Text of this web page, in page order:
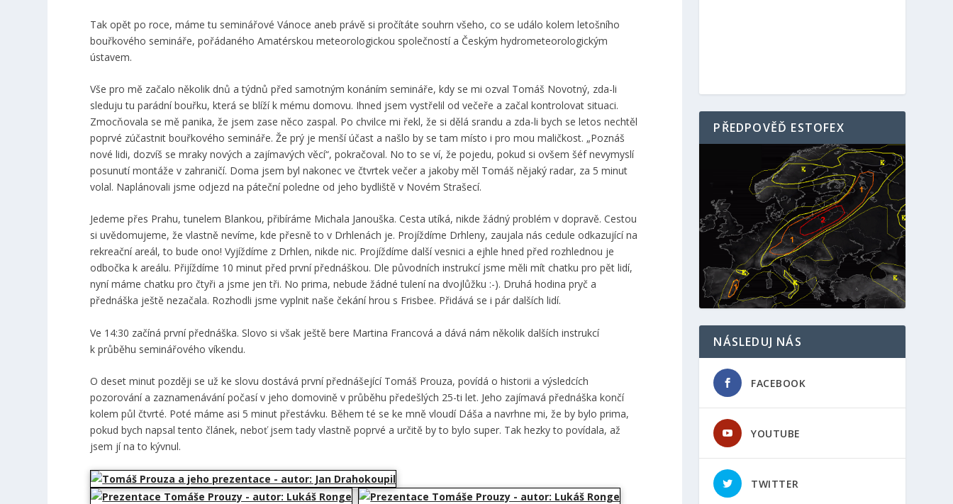
Tak opět po roce, máme tu seminářové Vánoce aneb právě si pročítáte souhrn všeho, co se událo kolem letošního
bouřkového semináře, pořádaného Amatérskou meteorologickou společností a Českým hydrometeorologickým
ústavem.
Vše pro mě začalo několik dnů a týdnů před samotným konáním semináře, kdy se mi ozval Tomáš Novotný, zda-li
sleduju tu parádní bouřku, která se blíží k mému domovu. Ihned jsem vystřelil od večeře a začal kontrolovat situaci.
Zmocňovala se mě panika, že jsem zase něco zaspal. Po chvilce mi řekl, že si dělá srandu a zda-li bych se letos nechtěl
poprvé zúčastnit bouřkového semináře. Že prý je menší účast a našlo by se tam místo i pro mou maličkost. „Poznáš
nové lidi, dozvíš se mraky nových a zajímavých věcí“, pokračoval. No to se ví, že pojedu, pokud si ovšem šéf nevymyslí
posunutí montáže v zahraničí. Doma jsem byl nakonec ve čtvrtek večer a jakoby měl Tomáš nějaký radar, za 5 minut
volal. Naplánovali jsme odjezd na páteční poledne od jeho bydliště v Novém Strašecí.
Jedeme přes Prahu, tunelem Blankou, přibíráme Michala Janouška. Cesta utíká, nikde žádný problém v dopravě. Cestou
si uvědomujeme, že vlastně nevíme, kde přesně to v Drhlenách je. Projíždíme Drhleny, zaujala nás cedule odkazující na
rekreační areál, to bude ono! Vyjíždíme z Drhlen, nikde nic. Projíždíme další vesnici a ejhle hned před rozhlednou je
odbočka k areálu. Přijíždíme 10 minut před první přednáškou. Dle původních instrukcí jsme měli mít chatku pro pět lidí,
nyní máme chatku pro čtyři a jsme jen tři. No prima, nebude žádné tulení na dvojlůžku :-). Druhá hodina pryč a
přednáška ještě nezačala. Rozhodli jsme vyplnit naše čekání hrou s Frisbee. Přidává se i pár dalších lidí.
Ve 14:30 začíná první přednáška. Slovo si však ještě bere Martina Francová a dává nám několik dalších instrukcí
k průběhu seminářového víkendu.
O deset minut později se už ke slovu dostává první přednášející Tomáš Prouza, povídá o historii a výsledcích
pozorování a zaznamenávání počasí v jeho domovině v průběhu předešlých 25-ti let. Jeho zajímavá přednáška končí
kolem půl čtvrté. Poté máme asi 5 minut přestávku. Během té se ke mně vloudí Dáša a navrhne mi, že by bylo prima,
pokud bych napsal tento článek, neboť jsem tady vlastně poprvé a určitě by to bylo super. Tak hezky to povídala, až
jsem jí na to kývnul.
PŘEDPOVĚĎ ESTOFEX
NÁSLEDUJ NÁS
FACEBOOK
YOUTUBE
TWITTER